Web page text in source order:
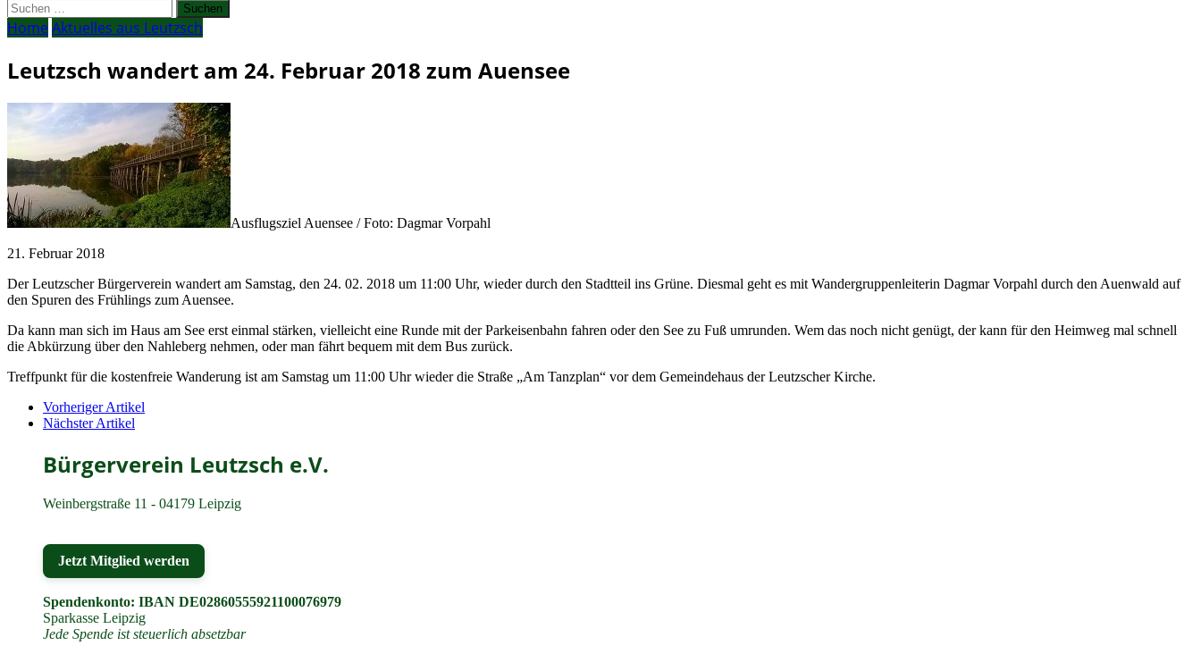
Suchen
nach:
HomeAktuelles aus Leutzsch
Leutzsch wandert am 24. Februar 2018 zum Auensee
Ausflugsziel Auensee / Foto: Dagmar Vorpahl
21. Februar 2018
Der Leutzscher Bürgerverein wandert am Samstag, den 24. 02. 2018 um 11:00 Uhr, wieder durch den Stadtteil ins Grüne. Diesmal geht es mit Wandergruppenleiterin Dagmar Vorpahl durch den Auenwald auf
den Spuren des Frühlings zum Auensee.
Da kann man sich im Haus am See erst einmal stärken, vielleicht eine Runde mit der Parkeisenbahn fahren oder den See zu Fuß umrunden. Wem das noch nicht genügt, der kann für den Heimweg mal schnell
die Abkürzung über den Nahleberg nehmen, oder man fährt bequem mit dem Bus zurück.
Treffpunkt für die kostenfreie Wanderung ist am Samstag um 11:00 Uhr wieder die Straße „Am Tanzplan“ vor dem Gemeindehaus der Leutzscher Kirche.
Vorheriger Artikel
Nächster Artikel
Bürgerverein Leutzsch e.V.
Weinbergstraße 11 - 04179 Leipzig
Jetzt Mitglied werden
Spendenkonto: IBAN DE02860555921100076979
Sparkasse Leipzig
Jede Spende ist steuerlich absetzbar